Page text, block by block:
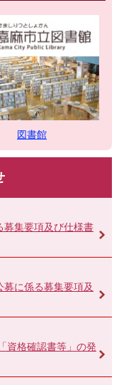
図書館
募集要項及び仕様書
に係る募集要項及
資格確認書等」の発